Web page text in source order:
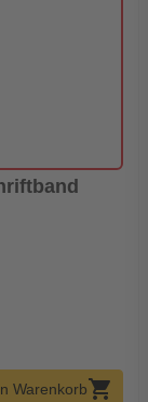
Warenkorb shopping_cart